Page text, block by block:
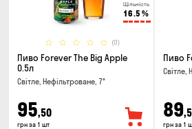
Щільність
16.5 %
(0)
Пиво Forever The Big Apple
0.5л
Світле, Нефільтроване, 7°
95,50
грн за 1 шт
Пиво
Світле,
89
грн за 1